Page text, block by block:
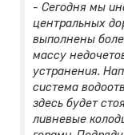
- Сегодня мы
центральных
выполнены
массу
устранения.
система
здесь будет
ливневые